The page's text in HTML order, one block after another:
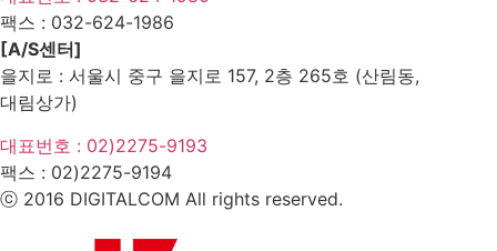
팩스 : 032-624-1986
[A/S센터]
을지로 : 서울시 중구 을지로 157, 2층 265호 (산림동,
대림상가)
대표번호 : 02)2275-9193
팩스 : 02)2275-9194​
ⓒ 2016 DIGITALCOM All rights reserved.